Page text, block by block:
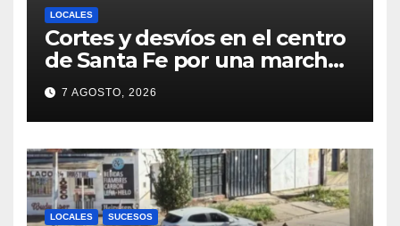
LOCALES
Cortes y desvíos en el centro
de Santa Fe por una marcha
de organizaciones sociales y
sindicales
7 AGOSTO, 2026
LOCALES SUCESOS